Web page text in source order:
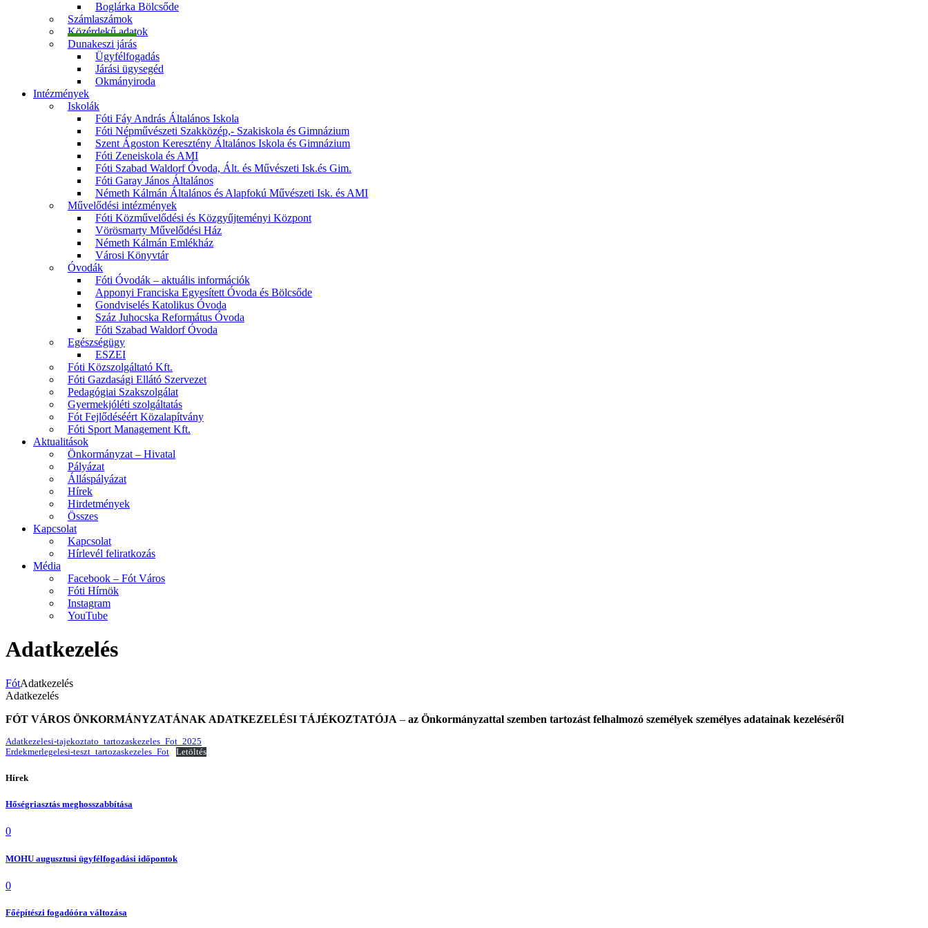
Boglárka Bölcsőde
Számlaszámok
Közérdekű adatok
Dunakeszi járás
Ügyfélfogadás
Járási ügysegéd
Okmányiroda
Intézmények
Iskolák
Fóti Fáy András Általános Iskola
Fóti Népművészeti Szakközép,- Szakiskola és Gimnázium
Szent Ágoston Keresztény Általános Iskola és Gimnázium
Fóti Zeneiskola és AMI
Fóti Szabad Waldorf Óvoda, Ált. és Művészeti Isk.és Gim.
Fóti Garay János Általános
Németh Kálmán Általános és Alapfokú Művészeti Isk. és AMI
Művelődési intézmények
Fóti Közművelődési és Közgyűjteményi Központ
Vörösmarty Művelődési Ház
Németh Kálmán Emlékház
Városi Könyvtár
Óvodák
Fóti Óvodák – aktuális információk
Apponyi Franciska Egyesített Óvoda és Bölcsőde
Gondviselés Katolikus Óvoda
Száz Juhocska Református Óvoda
Fóti Szabad Waldorf Óvoda
Egészségügy
ESZEI
Fóti Közszolgáltató Kft.
Fóti Gazdasági Ellátó Szervezet
Pedagógiai Szakszolgálat
Gyermekjóléti szolgáltatás
Fót Fejlődéséért Közalapítvány
Fóti Sport Management Kft.
Aktualitások
Önkormányzat – Hivatal
Pályázat
Álláspályázat
Hírek
Hirdetmények
Összes
Kapcsolat
Kapcsolat
Hírlevél feliratkozás
Média
Facebook – Fót Város
Fóti Hírnök
Instagram
YouTube
Adatkezelés
FótAdatkezelés
Adatkezelés
FÓT VÁROS ÖNKORMÁNYZATÁNAK ADATKEZELÉSI TÁJÉKOZTATÓJA – az Önkormányzattal szemben tartozást felhalmozó személyek személyes adatainak kezeléséről
Adatkezelesi-tajekoztato_tartozaskezeles_Fot_2025
Erdekmerlegelesi-teszt_tartozaskezeles_Fot
Letöltés
Hírek
Hőségriasztás meghosszabbítása
0
MOHU augusztusi ügyfélfogadási időpontok
0
Főépítészi fogadóóra változása